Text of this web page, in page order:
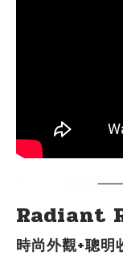
Radiant
時尚外觀+聰明